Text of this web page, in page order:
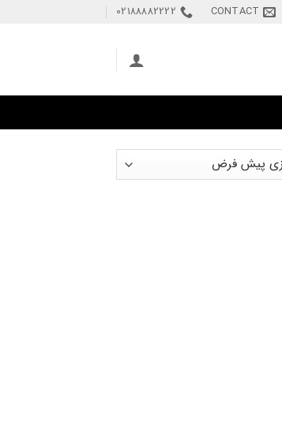
CONTACT
02188882222